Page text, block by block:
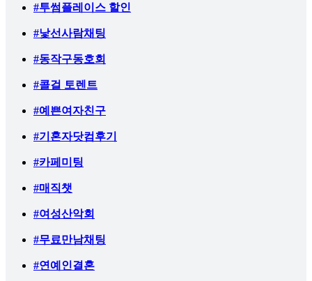
#투썸플레이스 할인
#낯선사람채팅
#동작구동호회
#콜걸 토렌트
#예쁜여자친구
#기혼자닷컴후기
#카페미팅
#매직챗
#여성산악회
#무료만남채팅
#연예인결혼